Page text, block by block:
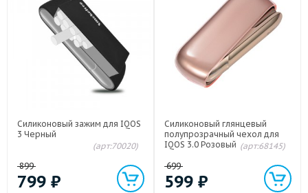
Силиконовый зажим для IQOS
3 Черный
(арт:70020)
899
799 ₽
Силиконовый глянцевый
полупрозрачный чехол для
IQOS 3.0 Розовый (арт:68145)
699
599 ₽